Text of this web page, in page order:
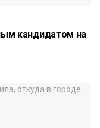
кандидатом на